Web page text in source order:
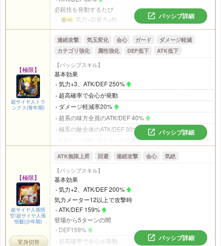
必殺技を発動するたび
気力+2(最大+6)
DEF20%
(最大60%)
気力メーター18以上で攻撃時
ATK60%
必ず追加攻撃し中確率で必殺技が発動
攻撃時のターゲットの状態：
会心が発動
パッシブ詳細
【極限】
超サイヤ人トラ
ンクス(青年期)
連続攻撃 気玉変化 会心 ガード
ダメージ軽減
カテゴリ強化
属性強化 DEF低下 ATK低下
【パッシブスキル】
基本効果
気力+3、ATK/DEF 250%
超高確率で会心が発動
ダメージ軽減率20%
超系の味方全員のATK/DEF 40%
極系の敵全体のATK/DEF 30%
｢ベジータの系譜｣カテゴリの味方全員の気
力+2、ATK/DEF 30%
登場から1ターンの間
ダメージ軽減率40%
気力メーター18以上で攻撃時
ATK/DEF 200%
必ず2回追加攻撃し超高確率で必殺技が発動
極系の敵がいるとき、または攻撃参加中の超系の味方が3体
いるとき
気力+3、ATK200%
気玉変化：知→虹
パッシブ詳細
【極限】
超サイヤ人孫悟
空/超サイヤ人孫
悟飯(少年期)
ATK無限上昇 回避 連続攻撃 会心 気絶
【パッシブスキル】
基本効果
気力+2、ATK/DEF 200%
気力メーター12以上で攻撃時
ATK/DEF 159%
登場から5ターンの間
DEF159%
超高確率で会心が発動
パッシブ詳細
変身切替